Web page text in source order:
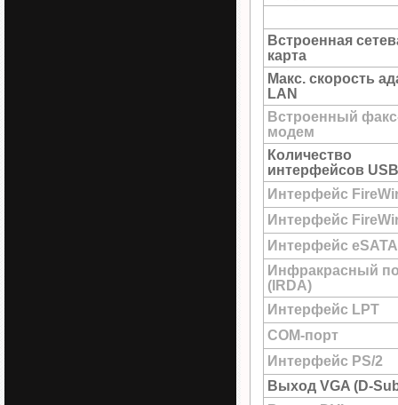
Встроенная
карта
Макс. скорость
LAN
Встроенный
модем
Количество
интерфейсов
Интерфейс
Интерфейс
Интерфейс eSATA
Инфракрасный
(IRDA)
Интерфейс LPT
COM-порт
Интерфейс PS/2
Выход VGA (D-